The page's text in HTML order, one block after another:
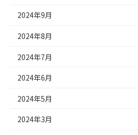
2024年9月
2024年8月
2024年7月
2024年6月
2024年5月
2024年3月